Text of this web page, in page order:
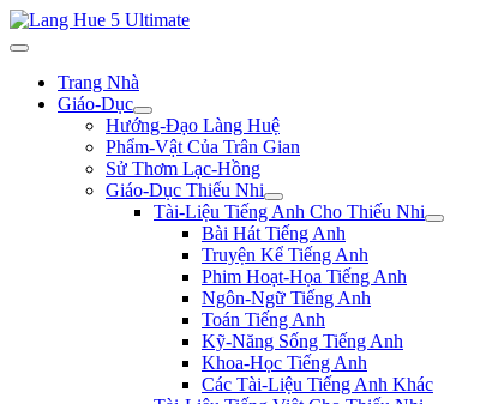
Trang Nhà
Giáo-Dục
Hướng-Đạo Làng Huệ
Phẩm-Vật Của Trân Gian
Sử Thơm Lạc-Hồng
Giáo-Dục Thiếu Nhi
Tài-Liệu Tiếng Anh Cho Thiếu Nhi
Bài Hát Tiếng Anh
Truyện Kể Tiếng Anh
Phim Hoạt-Họa Tiếng Anh
Ngôn-Ngữ Tiếng Anh
Toán Tiếng Anh
Kỹ-Năng Sống Tiếng Anh
Khoa-Học Tiếng Anh
Các Tài-Liệu Tiếng Anh Khác